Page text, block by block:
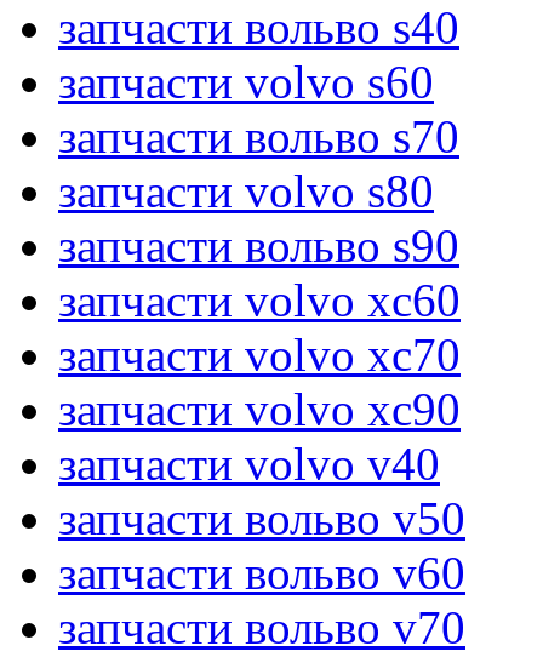
запчасти вольво s40
запчасти volvo s60
запчасти вольво s70
запчасти volvo s80
запчасти вольво s90
запчасти volvo xc60
запчасти volvo xc70
запчасти volvo xc90
запчасти volvo v40
запчасти вольво v50
запчасти вольво v60
запчасти вольво v70